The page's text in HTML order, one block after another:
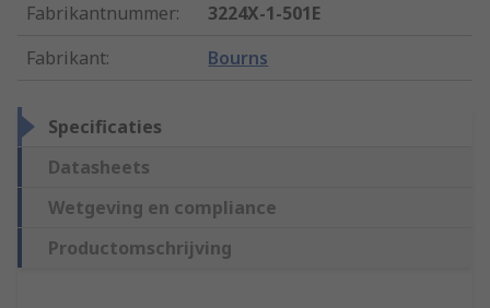
Fabrikantnummer:
3224X-1-501E
Fabrikant: Bourns
Specificaties
Datasheets
Wetgeving en compliance
Productomschrijving